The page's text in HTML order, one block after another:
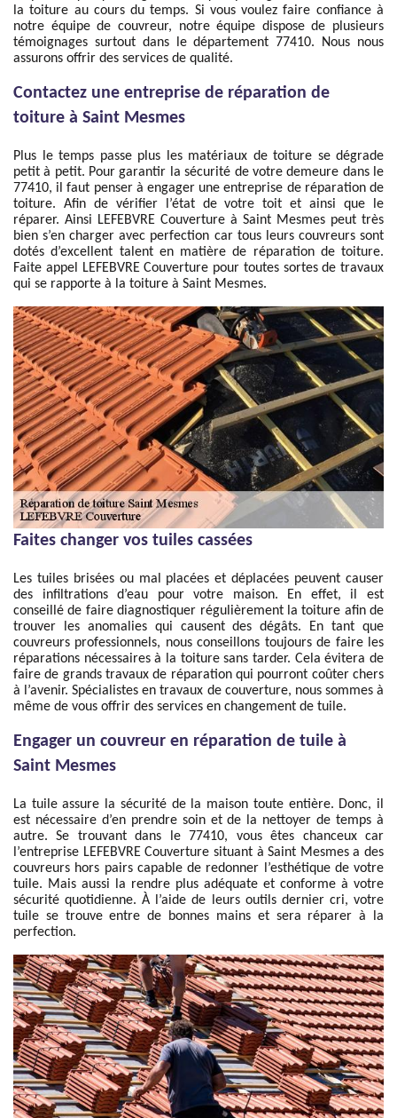
la toiture au cours du temps. Si vous voulez faire confiance à
notre équipe de couvreur, notre équipe dispose de plusieurs
témoignages surtout dans le département 77410. Nous nous
assurons offrir des services de qualité.
Contactez une entreprise de réparation de
toiture à Saint Mesmes
Plus le temps passe plus les matériaux de toiture se dégrade
petit à petit. Pour garantir la sécurité de votre demeure dans le
77410, il faut penser à engager une entreprise de réparation de
toiture. Afin de vérifier l’état de votre toit et ainsi que le
réparer. Ainsi LEFEBVRE Couverture à Saint Mesmes peut très
bien s’en charger avec perfection car tous leurs couvreurs sont
dotés d’excellent talent en matière de réparation de toiture.
Faite appel LEFEBVRE Couverture pour toutes sortes de travaux
qui se rapporte à la toiture à Saint Mesmes.
Faites changer vos tuiles cassées
Les tuiles brisées ou mal placées et déplacées peuvent causer
des infiltrations d’eau pour votre maison. En effet, il est
conseillé de faire diagnostiquer régulièrement la toiture afin de
trouver les anomalies qui causent des dégâts. En tant que
couvreurs professionnels, nous conseillons toujours de faire les
réparations nécessaires à la toiture sans tarder. Cela évitera de
faire de grands travaux de réparation qui pourront coûter chers
à l’avenir. Spécialistes en travaux de couverture, nous sommes à
même de vous offrir des services en changement de tuile.
Engager un couvreur en réparation de tuile à
Saint Mesmes
La tuile assure la sécurité de la maison toute entière. Donc, il
est nécessaire d’en prendre soin et de la nettoyer de temps à
autre. Se trouvant dans le 77410, vous êtes chanceux car
l’entreprise LEFEBVRE Couverture situant à Saint Mesmes a des
couvreurs hors pairs capable de redonner l’esthétique de votre
tuile. Mais aussi la rendre plus adéquate et conforme à votre
sécurité quotidienne. À l’aide de leurs outils dernier cri, votre
tuile se trouve entre de bonnes mains et sera réparer à la
perfection.